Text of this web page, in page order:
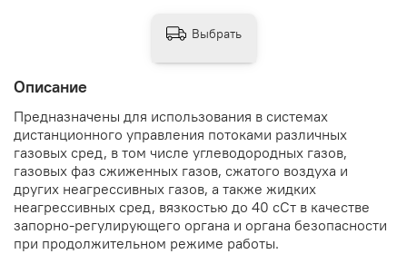
Описание
Предназначены для использования в системах
дистанционного управления потоками различных
газовых сред, в том числе углеводородных газов,
газовых фаз сжиженных газов, сжатого воздуха и
других неагрессивных газов, а также жидких
неагрессивных сред, вязкостью до 40 сСт в качестве
запорно-регулирующего органа и органа безопасности
при продолжительном режиме работы.
Выбрать